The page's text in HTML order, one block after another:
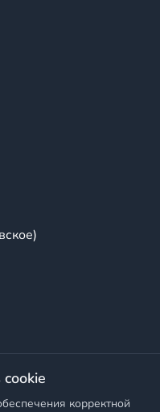
поставки
промышленного и
корректной